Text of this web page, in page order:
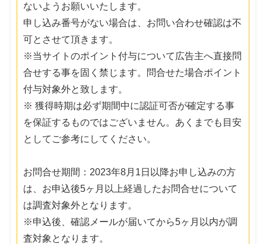
ないようお願いいたします。
申し込み番号がない場合は、お問い合わせ確認は不
可とさせて頂きます。
※当サイトのポイント付与について広告主へ直接問
合せする事を固く禁じます。問合せた場合ポイント
付与対象外と致します。
※ 獲得時期は必ず期間中に認証可否が確定する事
を保証するものではございません。あくまでも目安
としてご参考にしてください。
お問合せ期間：2023年8月1日以降お申し込みの方
は、お申込後5ヶ月以上経過したお問合せについて
は調査対象外となります。
※申込後、確認メールが届いてから5ヶ月以内が調
査対象となります。